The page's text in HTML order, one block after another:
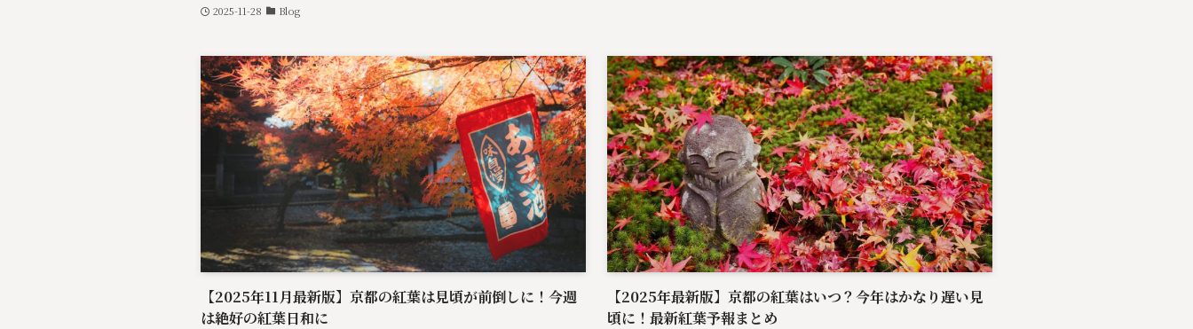
2025-11-28 Blog
【2025年11月最新版】京都の紅葉は見頃が前倒しに！今週
は絶好の紅葉日和に
【2025年最新版】京都の紅葉はいつ？今年はかなり遅い見
頃に！最新紅葉予報まとめ